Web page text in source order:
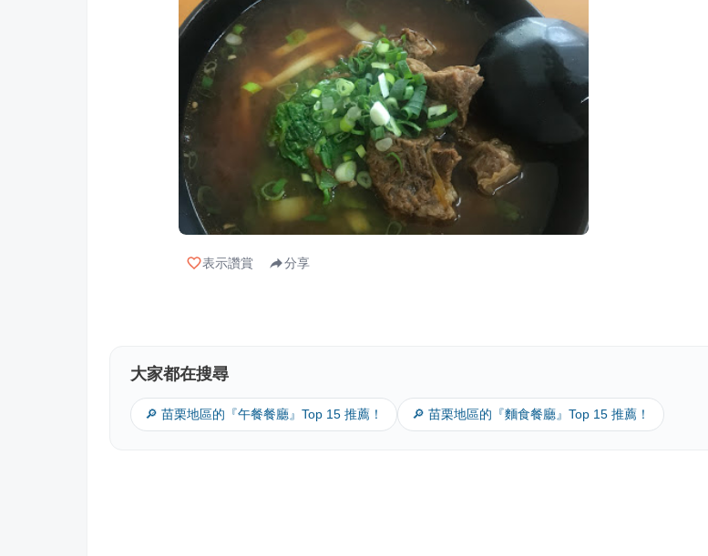
表示讚賞 分享
大家都在搜尋
🔎 苗栗地區的『午餐餐廳』Top 15 推薦！ 🔎 苗栗地區的『麵食餐廳』Top 15 推薦！